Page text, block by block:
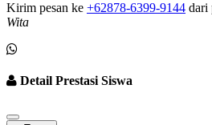
Kirim pesan ke +62878-6399-9144 dari
Wita
Detail Prestasi Siswa